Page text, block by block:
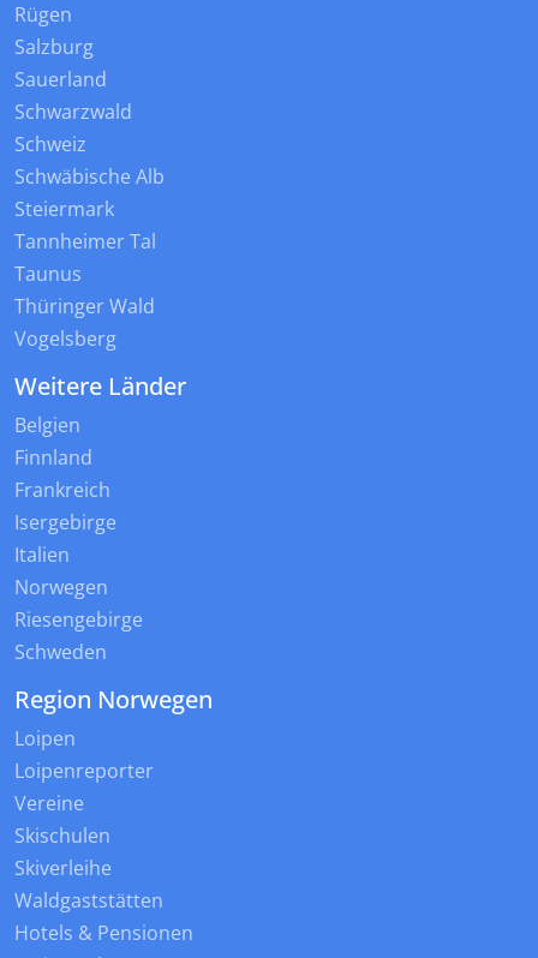
Rügen
Salzburg
Sauerland
Schwarzwald
Schweiz
Schwäbische Alb
Steiermark
Tannheimer Tal
Taunus
Thüringer Wald
Vogelsberg
Weitere Länder
Belgien
Finnland
Frankreich
Isergebirge
Italien
Norwegen
Riesengebirge
Schweden
Region Norwegen
Loipen
Loipenreporter
Vereine
Skischulen
Skiverleihe
Waldgaststätten
Hotels & Pensionen